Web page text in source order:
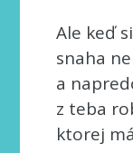
Ale keď
snaha
a
z teba
ktorej